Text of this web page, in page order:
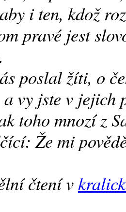
i ten, kdož
pravé jest
poslal žíti, o
vy jste v jejich
toho mnozí z
Že mi
čtení v